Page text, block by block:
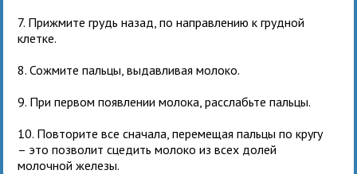
7. Прижмите грудь назад, по направлению к грудной
клетке.
8. Сожмите пальцы, выдавливая молоко.
9. При первом появлении молока, расслабьте пальцы.
10. Повторите все сначала, перемещая пальцы по кругу
– это позволит сцедить молоко из всех долей
молочной железы.